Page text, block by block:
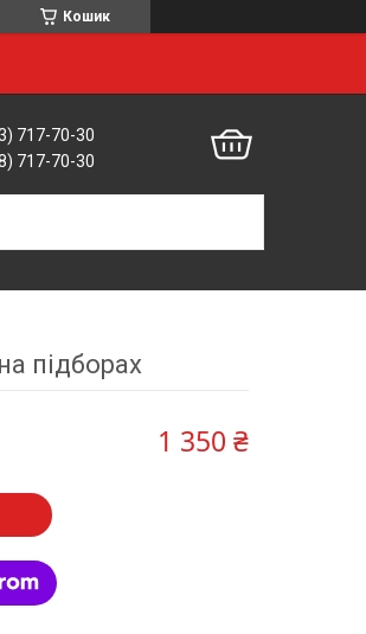
Кошик
717-70-30
717-70-30
підборах
1 350 ₴